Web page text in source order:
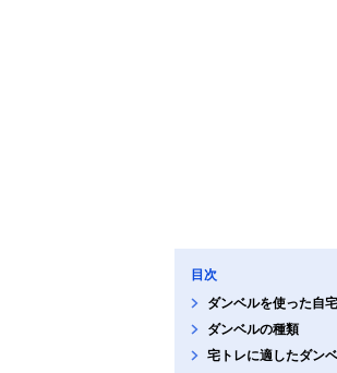
目次
ダンベルを使った自
ダンベルの種類
宅トレに適したダン